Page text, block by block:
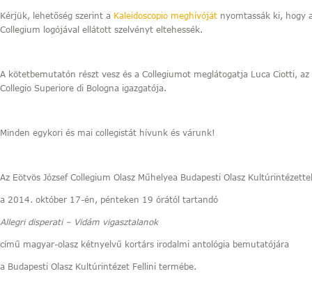
Kérjük, lehetőség szerint a Kaleidoscopio meghívóját nyomtassák ki, hogy
Collegium logójával ellátott szelvényt eltehessék.
A kötetbemutatón részt vesz és a Collegiumot meglátogatja Luca Ciotti,
Collegio Superiore di Bologna igazgatója.
Minden egykori és mai collegistát hívunk és várunk!
Az Eötvös József Collegium Olasz Műhelyea Budapesti Olasz
a 2014. október 17-én, pénteken 19 órától tartandó
Allegri disperati – Vidám vigasztalanok
című magyar-olasz kétnyelvű kortárs irodalmi antológia bemutatójára
a Budapesti Olasz Kultúrintézet Fellini termébe.